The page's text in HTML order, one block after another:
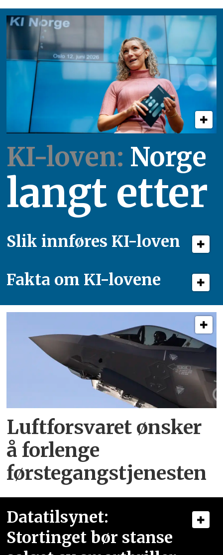
KI-loven: Norge
langt etter
Slik innføres KI-loven
Fakta om KI-lovene
Luftforsvaret ønsker
å forlenge
førstegangstjenesten
Datatilsynet:
Stortinget bør stanse